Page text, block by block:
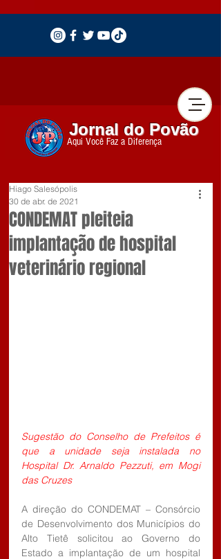
Jornal do Povão
Aqui Você Faz a Diferença
CONDEMAT pleiteia
implantação de hospital
veterinário regional
Hiago Salesópolis
30 de abr. de 2021
Sugestão do Conselho de Prefeitos é
que a unidade seja instalada no
Hospital Dr. Arnaldo Pezzuti, em Mogi
das Cruzes
A direção do CONDEMAT – Consórcio
de Desenvolvimento dos Municípios do
Alto Tietê solicitou ao Governo do
Estado a implantação de um hospital